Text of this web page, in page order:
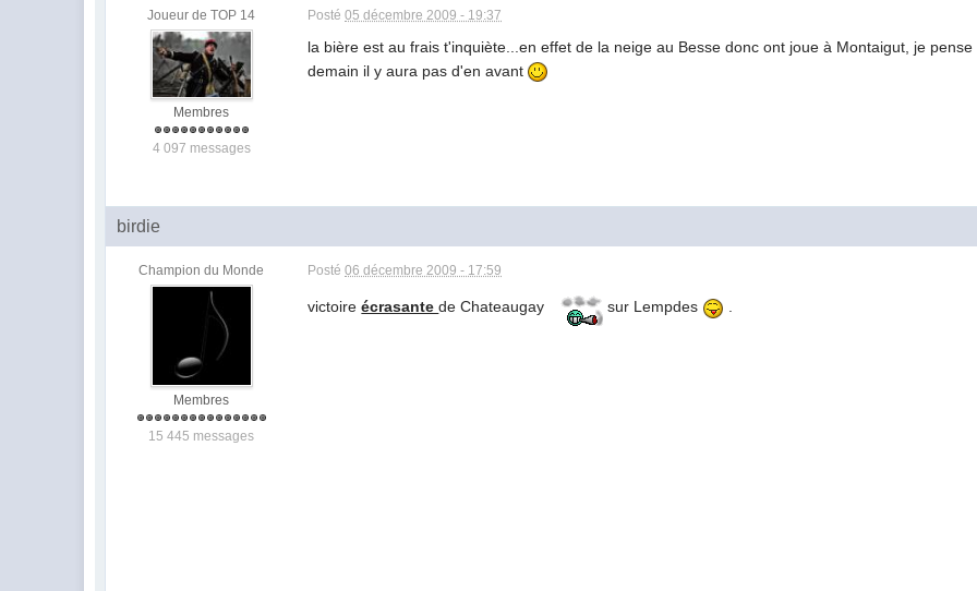
Joueur de TOP 14
Membres
4 097 messages
Posté05 décembre 2009 - 19:37
la bière est au frais t'inquiète...en effet de la neige au Besse donc ont joue à Montaigut, je
demain il y aura pas d'en avant
birdie
Champion du Monde
Membres
15 445 messages
Posté06 décembre 2009 - 17:59
victoireécrasantede Chateaugay sur Lempdes .